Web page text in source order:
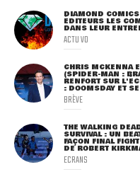
DIAMOND COMICS
ÉDITEURS LES
DANS LEUR
ACTU VO
CHRIS MCKENNA
(SPIDER-MAN :
RENFORT SUR
: DOOMSDAY ET
BRÈVE
THE WALKING
SURVIVAL : UN
FAÇON FINAL
DE ROBERT
ECRANS